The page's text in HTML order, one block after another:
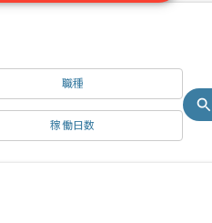
職種
稼働日数